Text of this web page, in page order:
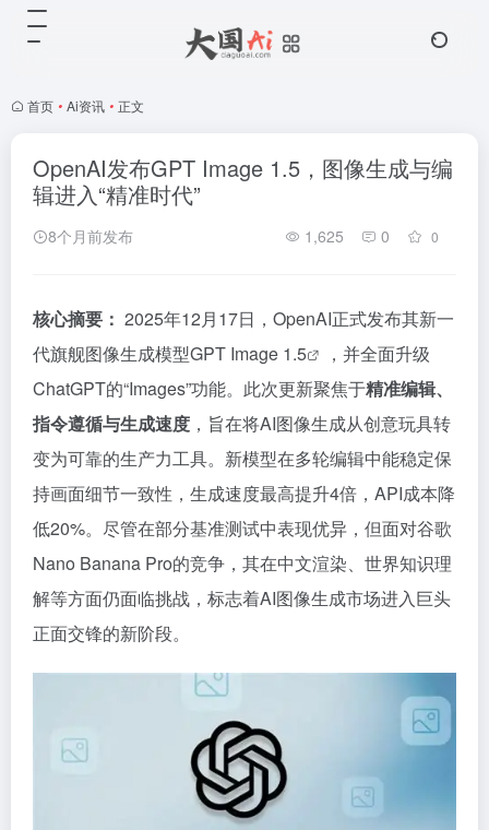
首页 • Ai资讯 • 正文
OpenAI发布GPT Image 1.5，图像生成与编
辑进入“精准时代”
8个月前发布 1,625 0 0
核心摘要： 2025年12月17日，OpenAI正式发布其新一
代旗舰图像生成模型GPT Image 1.5
，并全面升级
ChatGPT的“Images”功能。此次更新聚焦于精准编辑、
指令遵循与生成速度 ，旨在将AI图像生成从创意玩具转
变为可靠的生产力工具。新模型在多轮编辑中能稳定保
持画面细节一致性，生成速度最高提升4倍，API成本降
低20%。尽管在部分基准测试中表现优异，但面对谷歌
Nano Banana Pro的竞争，其在中文渲染、世界知识理
解等方面仍面临挑战，标志着AI图像生成市场进入巨头
正面交锋的新阶段。